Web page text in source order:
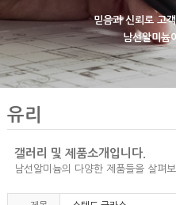
믿음과 신뢰로 고
남선알미늄
유리
갤러리 및 제품소개입니다.
남선알미늄의 다양한 제품들을 살펴